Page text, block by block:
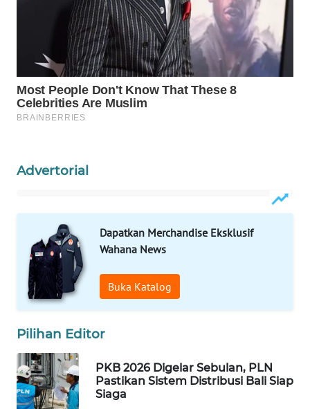
Advertorial
Dapatkan Merchandise Eksklusif
Wahana News
Buka Katalog
Pilihan Editor
PKB 2026 Digelar Sebulan, PLN
Pastikan Sistem Distribusi Bali Siap
Siaga
MASYARAKAT
KELISTRIKAN
WALINKI
ID
PLN
WATCH
MKLI
LPKKI
LKKI
KOPEKLIN